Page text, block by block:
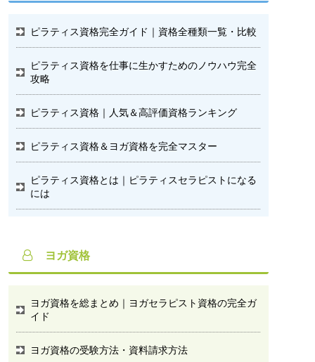
ピラティス資格完全ガイド｜資格全種類一覧・比較
ピラティス資格を仕事に生かすためのノウハウ完全
攻略
ピラティス資格｜人気＆高評価資格ランキング
ピラティス資格＆ヨガ資格を完全マスター
ピラティス資格とは｜ピラティスセラピストになる
には
ヨガ資格
ヨガ資格を総まとめ｜ヨガセラピスト資格の完全ガ
イド
ヨガ資格の受験方法・資料請求方法